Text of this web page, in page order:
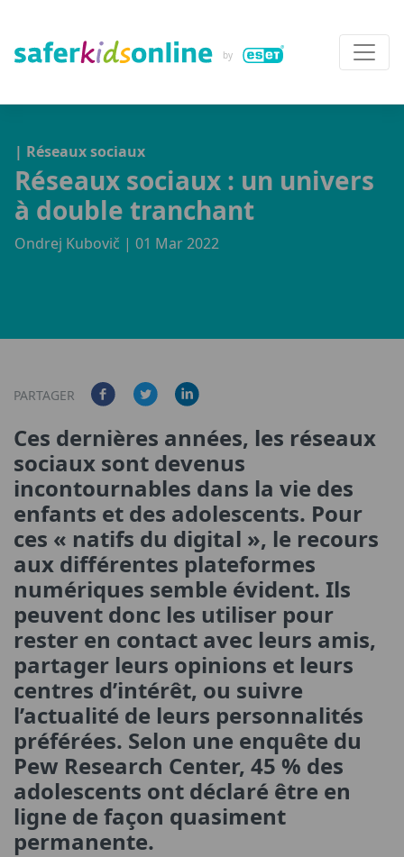
| Réseaux sociaux
Réseaux sociaux : un univers
à double tranchant
Ondrej Kubovič | 01 Mar 2022
PARTAGER
Ces dernières années, les réseaux
sociaux sont devenus
incontournables dans la vie des
enfants et des adolescents. Pour
ces « natifs du digital », le recours
aux différentes plateformes
numériques semble évident. Ils
peuvent donc les utiliser pour
rester en contact avec leurs amis,
partager leurs opinions et leurs
centres d’intérêt, ou suivre
l’actualité de leurs personnalités
préférées. Selon une enquête du
Pew Research Center, 45 % des
adolescents ont déclaré être en
ligne de façon quasiment
permanente.